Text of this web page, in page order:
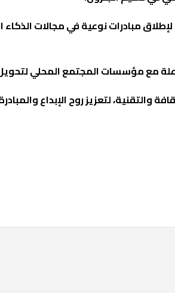
مبادرات نوعية في مجالات الذكاء
مع مؤسسات المجتمع المحلي
لتعزيز روح الإبداع